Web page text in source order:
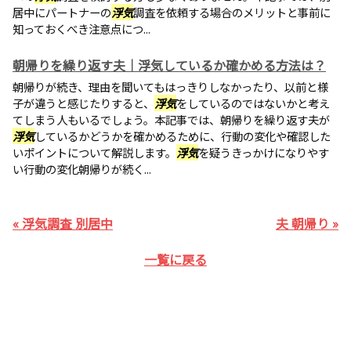
居中にパートナーの浮気調査を依頼する場合のメリットと事前に
知っておくべき注意点につ...
朝帰りを繰り返す夫｜浮気しているか確かめる方法は？
朝帰りが続き、理由を聞いてもはっきりしなかったり、以前と様
子が違うと感じたりすると、 浮気をしているのではないかと考え
てしまう人もいるでしょう。本記事では、朝帰りを繰り返す夫が
浮気しているかどうかを確かめるために、行動の変化や確認した
いポイントについて解説します。 浮気を疑うきっかけになりやす
い行動の変化朝帰りが続く...
« 浮気調査 別居中
夫 朝帰り »
一覧に戻る